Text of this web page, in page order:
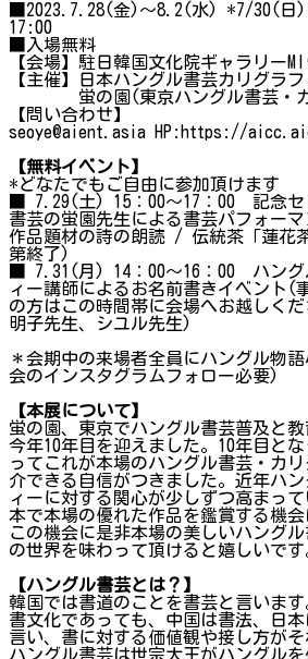
■2023.7.28(金)～8.2(水) *7/30(日)
17:00
■入場無料
【会場】駐日韓国文化院ギャラリー
【主催】日本ハングル書芸カリグラ
蛍の園(東京ハングル書芸・カ
【問い合わせ】
seoye@aient.asia HP:https://
【無料イベント】
*どなたでもご自由に参加頂けます
■ 7.29(土) 15：00～17：00 記念
書芸の蛍園先生による書芸パフォー
作品題材の詩の朗読 / 伝統茶「蓮花
第終了)
■ 7.31(月) 14：00～16：00 ハング
ィー講師によるお名前書きイベント(
の方はこの時間帯に会場へお越しく
明子先生、シユル先生)
＊会期中の来場者全員にハングル物
会のインスタグラムフォロー必要)
【本展について】
蛍の園、東京でハングル書芸普及と
今年10年目を迎えました。10年目と
ってこれが本場のハングル書芸・カ
介できる自信がつきました。近年ハ
ィーに対する関心が少しずつ高まっ
本で本場の優れた作品を鑑賞する機会
この機会に是非本場の美しいハング
の世界を味わって頂けると嬉しいです
【ハングル書芸とは？】
韓国では書道のことを書芸と言いま
書文化であっても、中国は書法、日
言い、書に対する価値観や接し方が
ハングル書芸は世宗大王がハングル